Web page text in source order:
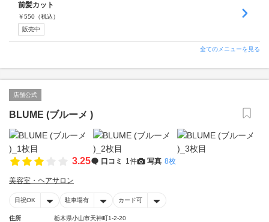
前髪カット
￥550 （税込）
販売中
全てのメニューを見る
店舗公式
BLUME (ブルーメ )
3.25 口コミ 1件 写真 8枚
美容室・ヘアサロン
日祝OK 駐車場有 カード可
住所
栃木県小山市天神町1-2-20